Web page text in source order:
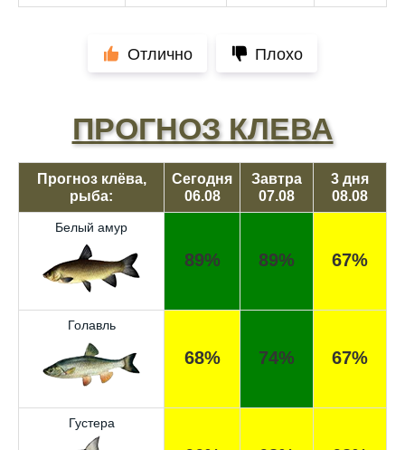
Отлично Плохо
ПРОГНОЗ КЛЕВА
Прогноз клёва,
рыба:
Сегодня
06.08
Завтра
07.08
3 дня
08.08
Белый амур
89% 89% 67%
Голавль
68% 74% 67%
Густера